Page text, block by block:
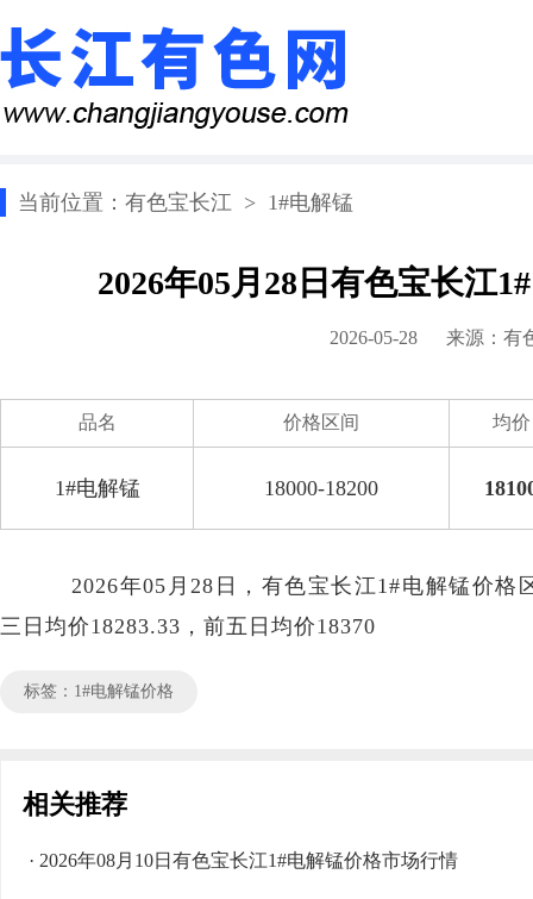
当前位置： 有色宝长江 > 1#电解锰
2026年05月28日有色宝长江
2026-05-28 来源： 有
品名 价格区间 均价
1#电解锰 18000-18200
2026年05月28日，有色宝长江1#电解锰价格
三日均价18283.33，前五日均价18370
标签：1#电解锰价格
相关推荐
· 2026年08月10日有色宝长江1#电解锰价格市场行情